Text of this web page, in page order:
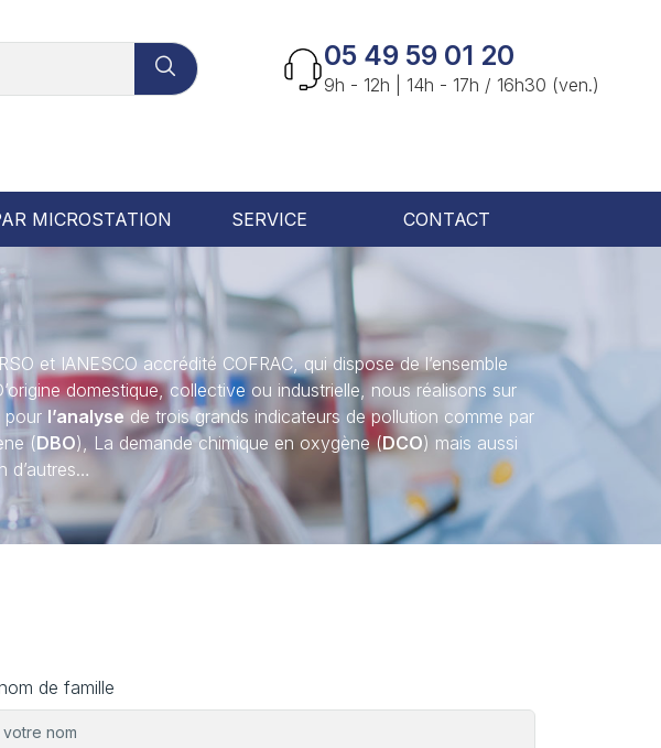
05 49 59 01 20
9h - 12h | 14h - 17h / 16h30 (ven.)
MICROSTATION SERVICE CONTACT
et IANESCO accrédité COFRAC, qui dispose de l’ensemble
domestique, collective ou industrielle, nous réalisons sur
pour l’analyse de trois grands indicateurs de pollution comme par
(DBO), La demande chimique en oxygène (DCO) mais aussi
d’autres…
de famille